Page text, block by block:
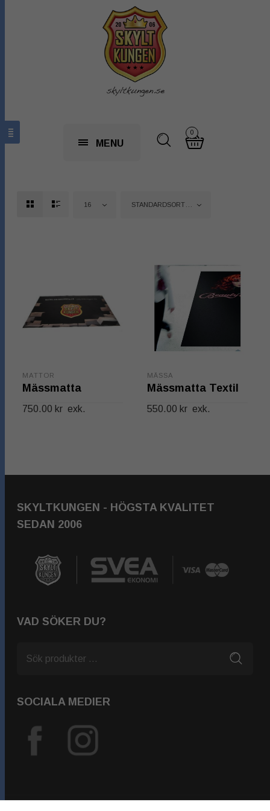
MENU
0
16 STANDARDSORTERING
MATTOR
Mässmatta
750.00 krexk.
MÄSSA
Mässmatta Textil
550.00 kr exk.
SKYLTKUNGEN - HÖGSTA KVALITET
SEDAN 2006
VAD SÖKER DU?
SOCIALA MEDIER